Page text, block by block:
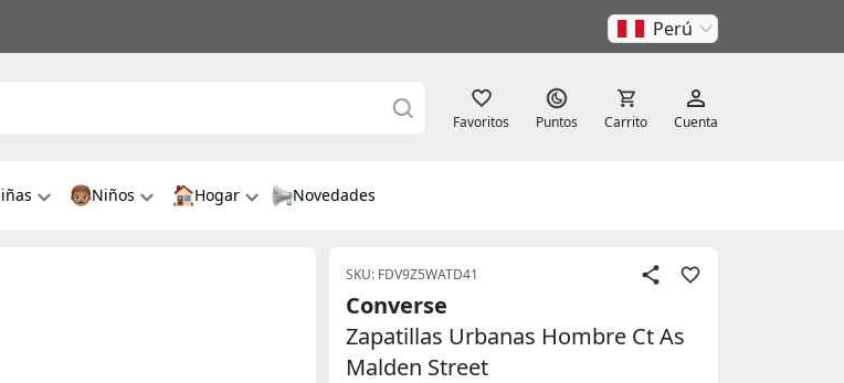
Perú
Favoritos Puntos Carrito Cuenta
Niños Hogar Novedades
SKU: FDV9Z5WATD41
Converse
Zapatillas Urbanas Hombre Ct As
Malden Street